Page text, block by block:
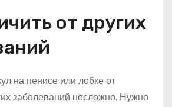
от других
на пенисе или лобке от
заболеваний несложно. Нужно